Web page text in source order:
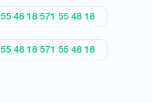
ტური
48 18 571 55 48 18
48 18 571 55 48 18